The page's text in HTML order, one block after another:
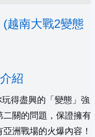
越南大戰2變態
紹
玩得盡興的「變態」強
關的問題，保證擁有
洲戰場的火爆內容！